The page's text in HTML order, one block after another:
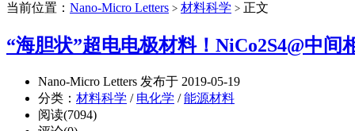
当前位置： Nano-Micro Letters > 材料科学 > 正文
“海胆状”超电电极材料！NiCo2S4@中间
Nano-Micro Letters 发布于 2019-05-19
分类： 材料科学 / 电化学 /能源材料
阅读(7094)